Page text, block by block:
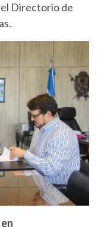
Directorio de